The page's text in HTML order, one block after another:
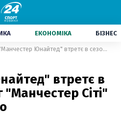
ЕКОНОМІКА БІЗНЕС
"Манчестер Юнайтед" втретє в сезоні переміг "Манчестер Сіті" Зінченка: відео
втретє в
"Манчестер Сіті"